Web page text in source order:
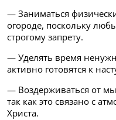
— Заниматься
огороде, поскольку
строгому запрету.
— Уделять время
активно готовятся к
— Воздерживаться от
так как это связано с
Христа.